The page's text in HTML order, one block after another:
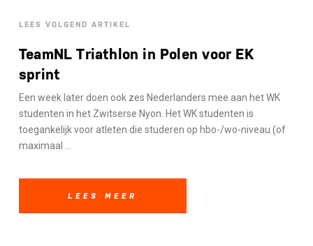
LEES VOLGEND ARTIKEL
TeamNL Triathlon in Polen voor EK
sprint
Een week later doen ook zes Nederlanders mee aan het WK
studenten in het Zwitserse Nyon. Het WK studenten is
toegankelijk voor atleten die studeren op hbo-/wo-niveau (of
maximaal ...
LEES MEER